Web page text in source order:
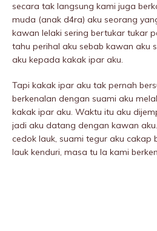
secara tak langsung kami juga
muda (anak d4ra) aku seorang
kawan lelaki sering bertukar tukar
tahu perihal aku sebab kawan aku
aku kepada kakak ipar aku.
Tapi kakak ipar aku tak pernah
berkenalan dengan suami aku
kakak ipar aku. Waktu itu aku
jadi aku datang dengan kawan
cedok lauk, suami tegur aku cakap
lauk kenduri, masa tu la kami